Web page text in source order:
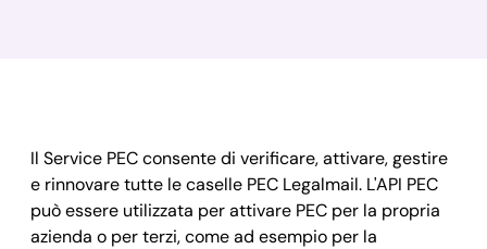
Il Service PEC consente di verificare, attivare, gestire
e rinnovare tutte le caselle PEC Legalmail. L'API PEC
può essere utilizzata per attivare PEC per la propria
azienda o per terzi, come ad esempio per la